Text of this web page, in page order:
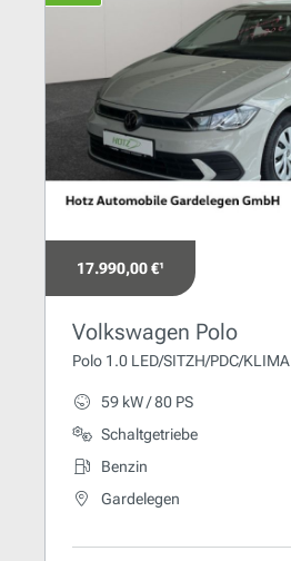
17.990,00 €¹
Volkswagen Polo
Polo 1.0 LED/SITZH/PDC/KLIMA
59 kW / 80 PS
Schaltgetriebe
Benzin
Gardelegen